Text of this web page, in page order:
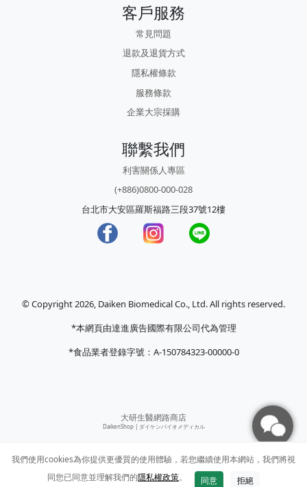
客戶服務
常見問題
退款及退貨方式
隱私權條款
服務條款
企業大宗採購
聯繫我們
利害關係人專區
(+886)0800-000-028
台北市大安區羅斯福路三段37號12樓
© Copyright 2026, Daiken Biomedical Co., Ltd. All rights reserved.
*本網頁由達進廣告國際有限公司代為管理
*食品業者登錄字號：A-150784323-00000-0
大研生醫網路商店
DaikenShop | ダイケンバイオメディカル
我們使用cookies為你提供更優質的使用體驗，若您繼續使用本網站，我們將視
同您已同意並理解我們的隱私權政策。 同意 拒絕